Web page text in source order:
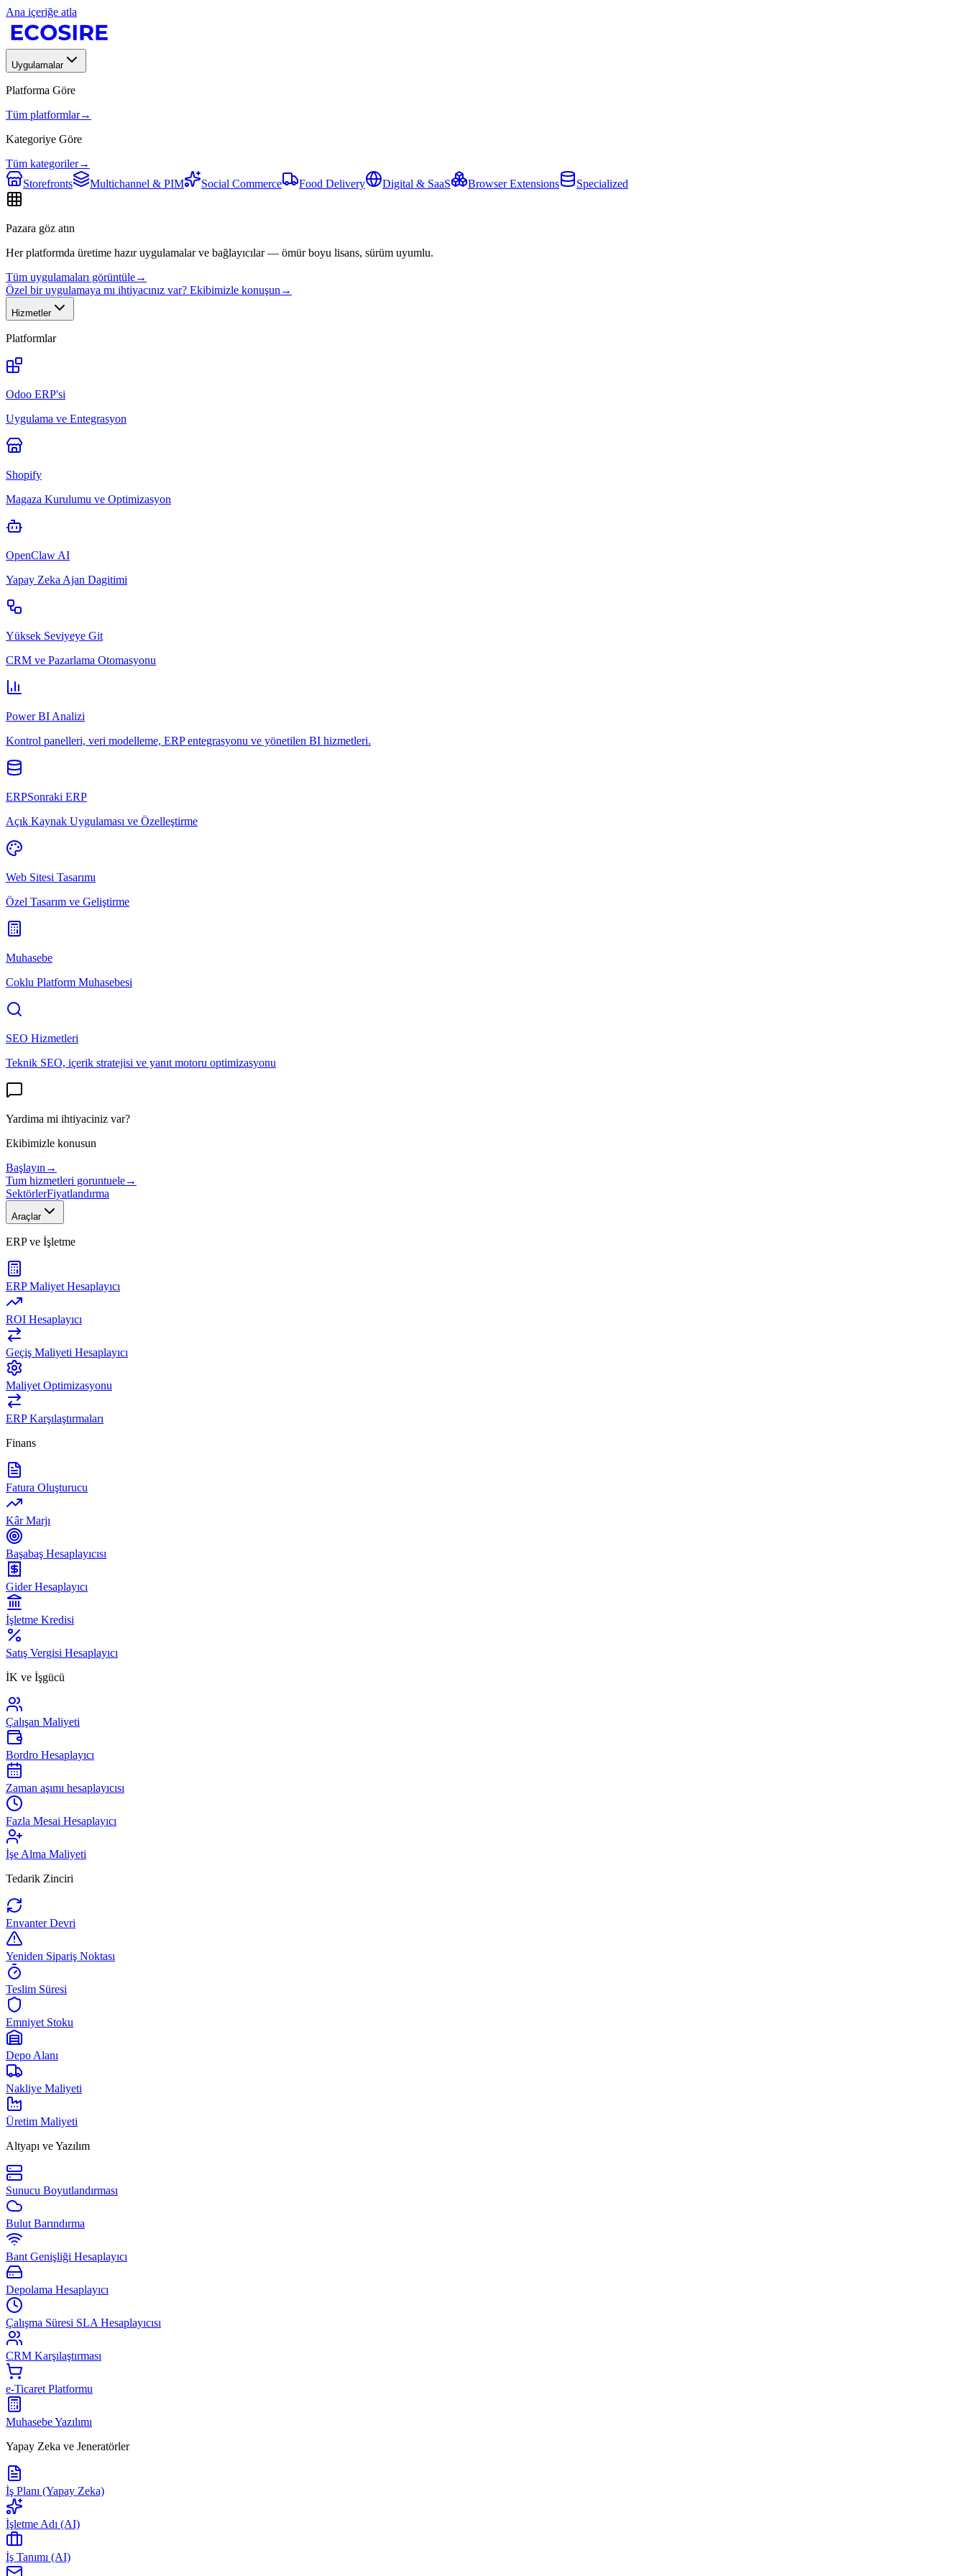
Ana içeriğe atla
Uygulamalar
Platforma Göre
Tüm platformlar→
Kategoriye Göre
Tüm kategoriler→
Storefronts
Multichannel & PIM Social Commerce Food Delivery Digital & SaaS Browser Extensions Specialized
Pazara göz atın
Her platformda üretime hazır uygulamalar ve bağlayıcılar — ömür boyu lisans, sürüm uyumlu.
Tüm uygulamaları görüntüle→
Özel bir uygulamaya mı ihtiyacınız var? Ekibimizle konuşun →
Hizmetler
Platformlar
Odoo ERP'si
Uygulama ve Entegrasyon
Shopify
Magaza Kurulumu ve Optimizasyon
OpenClaw AI
Yapay Zeka Ajan Dagitimi
Yüksek Seviyeye Git
CRM ve Pazarlama Otomasyonu
Power BI Analizi
Kontrol panelleri, veri modelleme, ERP entegrasyonu ve yönetilen BI hizmetleri.
ERPSonraki ERP
Açık Kaynak Uygulaması ve Özelleştirme
Web Sitesi Tasarımı
Özel Tasarım ve Geliştirme
Muhasebe
Coklu Platform Muhasebesi
SEO Hizmetleri
Teknik SEO, içerik stratejisi ve yanıt motoru optimizasyonu
Yardima mi ihtiyaciniz var?
Ekibimizle konusun
Başlayın →
Tum hizmetleri goruntuele→
SektörlerFiyatlandırma
Araçlar
ERP ve İşletme
ERP Maliyet Hesaplayıcı
ROI Hesaplayıcı
Geçiş Maliyeti Hesaplayıcı
Maliyet Optimizasyonu
ERP Karşılaştırmaları
Finans
Fatura Oluşturucu
Kâr Marjı
Başabaş Hesaplayıcısı
Gider Hesaplayıcı
İşletme Kredisi
Satış Vergisi Hesaplayıcı
İK ve İşgücü
Çalışan Maliyeti
Bordro Hesaplayıcı
Zaman aşımı hesaplayıcısı
Fazla Mesai Hesaplayıcı
İşe Alma Maliyeti
Tedarik Zinciri
Envanter Devri
Yeniden Sipariş Noktası
Teslim Süresi
Emniyet Stoku
Depo Alanı
Nakliye Maliyeti
Üretim Maliyeti
Altyapı ve Yazılım
Sunucu Boyutlandırması
Bulut Barındırma
Bant Genişliği Hesaplayıcı
Depolama Hesaplayıcı
Çalışma Süresi SLA Hesaplayıcısı
CRM Karşılaştırması
e-Ticaret Platformu
Muhasebe Yazılımı
Yapay Zeka ve Jeneratörler
İş Planı (Yapay Zeka)
İşletme Adı (AI)
İş Tanımı (AI)